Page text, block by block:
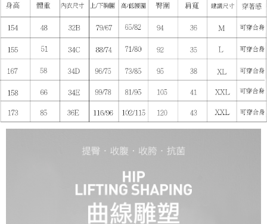
【注意事項】
易，需依本服務之必要範圍內提供個人資料，並將交易相關給付款項請求債
２．關於個人資料處理事宜，請瀏覽以下網址：
３．未成年的使用者請事先徵得法定代理人或監護人之同意方可使用
任。
時審查核予不同之上限額度；若仍有額度不足之情形，本公司將視審查結果
請求用戶進行身份認證。
恩沛科技股份有限公司將有權停止該用戶之使用額度並採取法律行動。
宅配